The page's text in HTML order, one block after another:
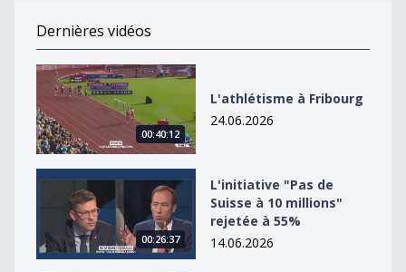
Dernières vidéos
L&#039;athlétisme à Fribourg
00:40:12
L'athlétisme à Fribourg
24.06.2026
L&#039;initiative &quot;Pas de Suisse à 10
00:26:37
L'initiative "Pas de
Suisse à 10 millions"
rejetée à 55%
14.06.2026